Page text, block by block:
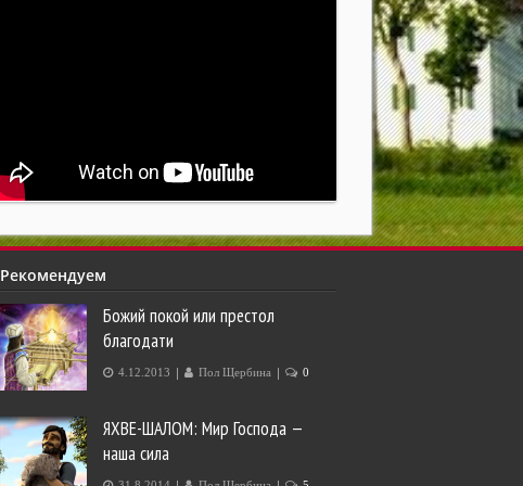
Рекомендуем
Божий покой или престол
благодати
4.12.2013 | Пол Щербина | 0
ЯХВЕ-ШАЛОМ: Мир Господа —
наша сила